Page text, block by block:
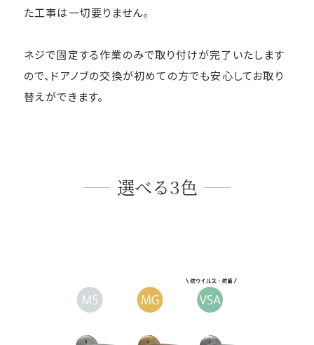
た工事は一切要りません。
ネジで固定する作業のみで取り付けが完了いたします
ので、ドアノブの交換が初めての方でも安心してお取り
替えができます。
選べる3色